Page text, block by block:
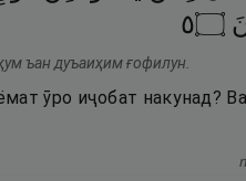
۝٥
ъан дуъаиҳим ғофилун.
ӯро иҷобат накунад?